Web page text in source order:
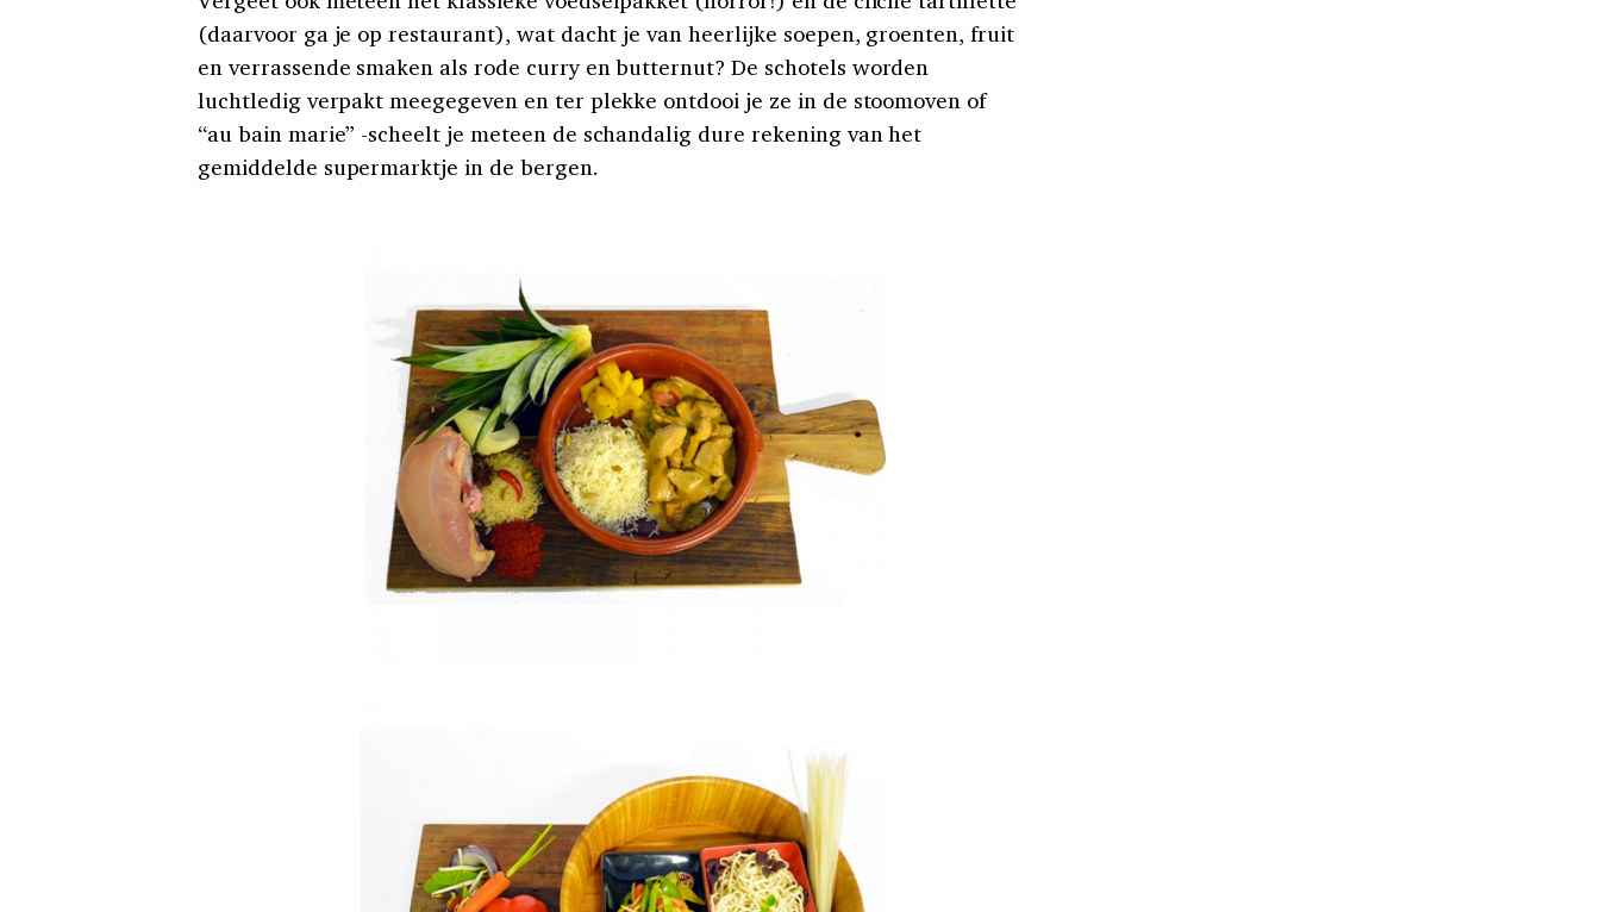
(daarvoor ga je op restaurant), wat dacht je van heerlijke soepen, groenten, fruit
en verrassende smaken als rode curry en butternut? De schotels worden
luchtledig verpakt meegegeven en ter plekke ontdooi je ze in de stoomoven of
“au bain marie” -scheelt je meteen de schandalig dure rekening van het
gemiddelde supermarktje in de bergen.